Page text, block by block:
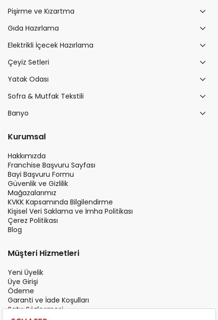
Pişirme ve Kızartma
Gıda Hazırlama
Elektrikli İçecek Hazırlama
Çeyiz Setleri
Yatak Odası
Sofra & Mutfak Tekstili
Banyo
Kurumsal
Hakkımızda
Franchise Başvuru Sayfası
Bayi Başvuru Formu
Güvenlik ve Gizlilik
Mağazalarımız
KVKK Kapsamında Bilgilendirme
Kişisel Veri Saklama ve İmha Politikası
Çerez Politikası
Blog
Müşteri Hizmetleri
Yeni Üyelik
Üye Girişi
Ödeme
Garanti ve İade Koşulları
Satış Sözleşmesi